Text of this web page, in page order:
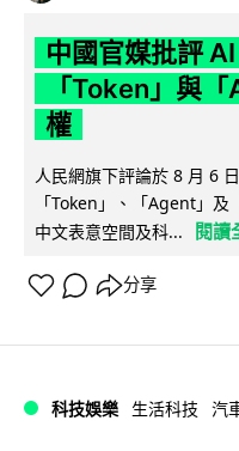
中國官媒批評
「Token」與
權
人民網旗下評論於 8 月 6
「Token」、「Agent」
中文表意空間及科...
閱讀
分享
科技娛樂 生活科技 汽